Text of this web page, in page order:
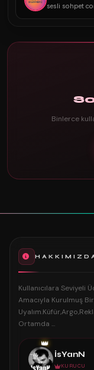
sesli sohpet
Binlerce
Kullanıcılara Seviyeli
Amacıyla Kurulmuş
Ortamda ...
👑
İsYanN
KURUCU